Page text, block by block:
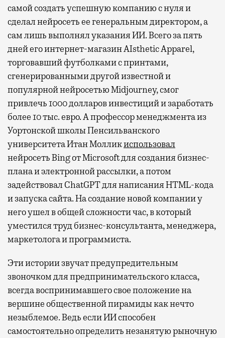
самой создать успешную компанию с нуля и
сделал нейросеть ее генеральным директором, а
сам лишь выполнял указания ИИ. Всего за пять
дней его интернет-магазин AIsthetic Apparel,
торговавший футболками с принтами,
сгенерированными другой известной и
популярной нейросетью Midjourney, смог
привлечь 1000 долларов инвестиций и заработать
более 10 тыс. евро. А профессор менеджмента из
Уортонской школы Пенсильванского
университета Итан Молликиспользовал
нейросеть Bing от Microsoft для создания бизнес-
плана и электронной рассылки, а потом
задействовал ChatGPT для написания HTML-кода
и запуска сайта. На создание новой компании у
него ушел в общей сложности час, в который
уместился труд бизнес-консультанта, менеджера,
маркетолога и программиста.
Эти истории звучат предупредительным
звоночком для предпринимательского класса,
всегда воспринимавшего свое положение на
вершине общественной пирамиды как нечто
незыблемое. Ведь если ИИ способен
самостоятельно определить незанятую рыночную